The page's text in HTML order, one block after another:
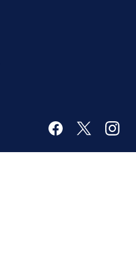
Facebook
Twitter